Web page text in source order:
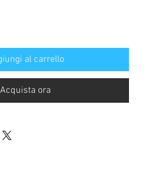
al carrello
Acquista ora